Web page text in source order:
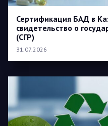
Сертификация БАД в
свидетельство о
(СГР)
31.07.2026